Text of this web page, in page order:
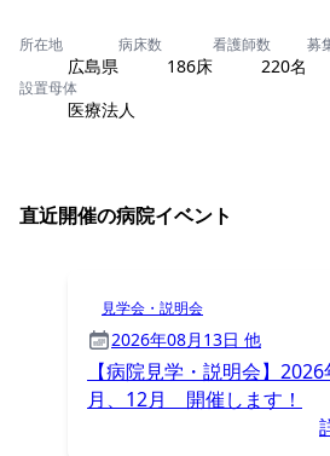
所在地
広島県
病床数
186床
看護師数
220名
募
設置母体
医療法人
直近開催の病院イベント
見学会・説明会
2026年08月13日 他
【病院見学・説明会】
月、12月 開催します！